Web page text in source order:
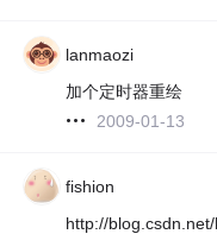
lanmaozi
加个定时器重绘
2009-01-13
fishion
http://